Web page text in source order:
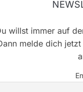
willst immer auf
melde dich